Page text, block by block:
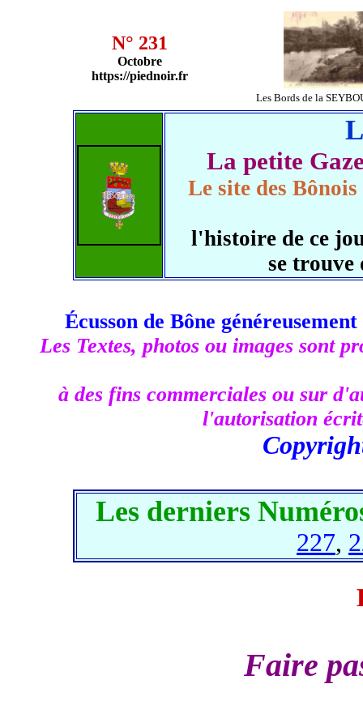
N° 231
Octobre
https://piednoir.fr
Les Bords de la
La petite
Le site des
l'histoire de ce
se trouve
Écusson de Bône
Les Textes, photos ou images sont
à des fins commerciales ou sur
l'autorisation
Les derniers
227,
Faire